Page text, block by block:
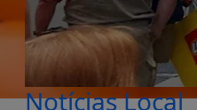
Notícias Local